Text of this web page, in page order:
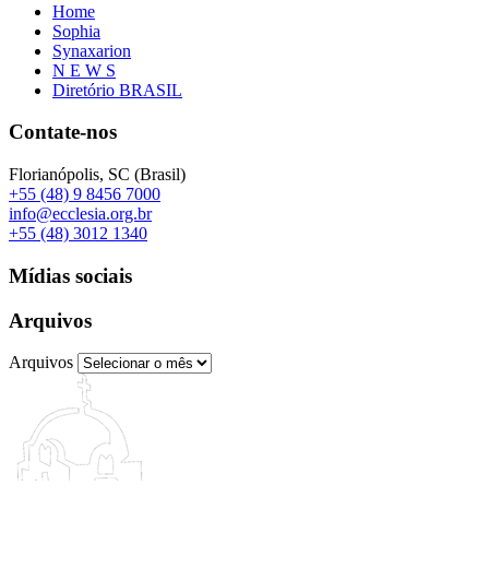
Home
Sophia
Synaxarion
N E W S
Diretório BRASIL
Contate-nos
Florianópolis, SC (Brasil)
+55 (48) 9 8456 7000
info@ecclesia.org.br
+55 (48) 3012 1340
Mídias sociais
Arquivos
Arquivos